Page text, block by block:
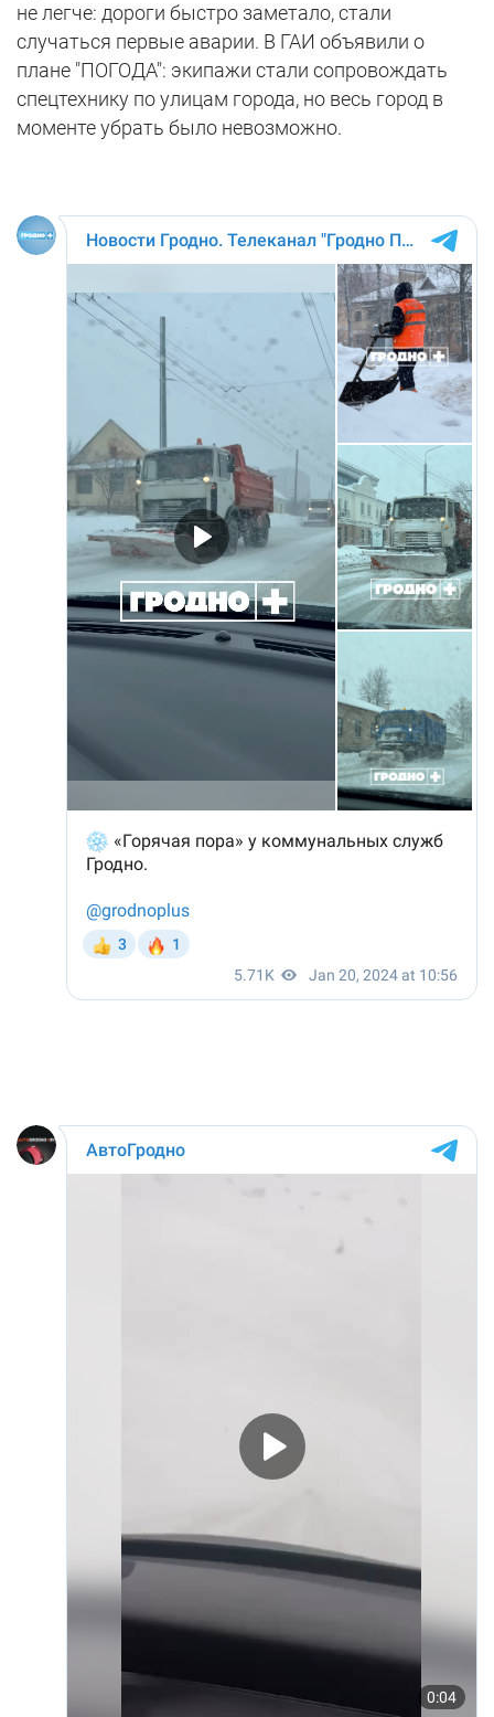
не легче: дороги быстро заметало, стали
случаться первые аварии. В ГАИ объявили о
плане "ПОГОДА": экипажи стали сопровождать
спецтехнику по улицам города, но весь город в
моменте убрать было невозможно.